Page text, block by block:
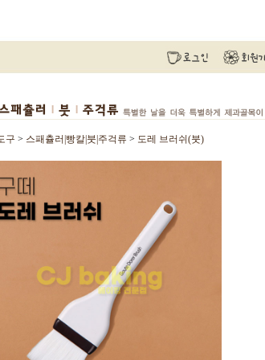
구 > 스패츌러|빵칼|붓|주걱류 > 도레 브러쉬(붓)